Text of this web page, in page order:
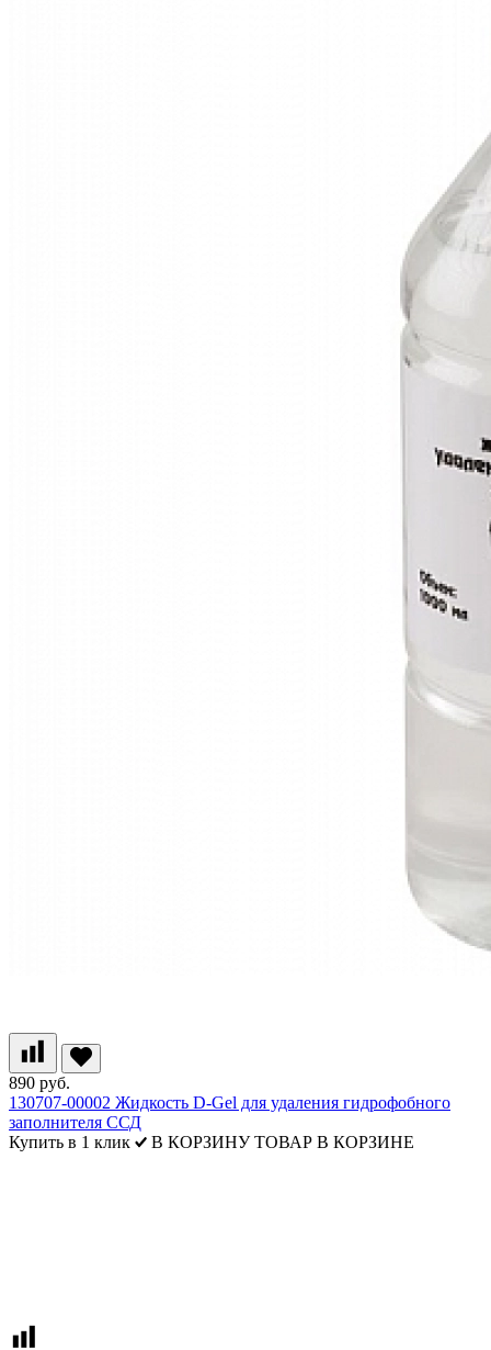
890 руб.
130707-00002 Жидкость D-Gel для удаления гидрофобного
заполнителя ССД
Купить в 1 клик
В КОРЗИНУ ТОВАР В КОРЗИНЕ